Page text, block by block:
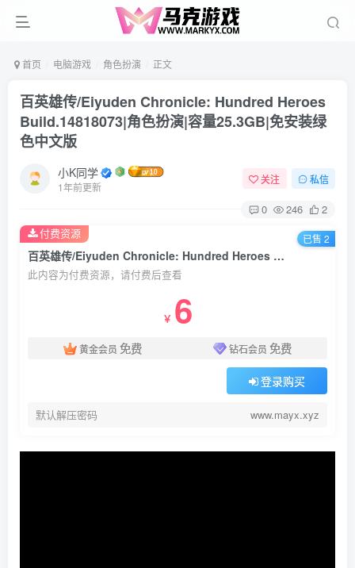
首页 电脑游戏 角色扮演 正文
百英雄传/Eiyuden Chronicle: Hundred Heroes
Build.14818073|角色扮演|容量25.3GB|免安装绿
色中文版
小K同学
1年前更新
关注 私信
0 246 2
百英雄传/Eiyuden Chronicle: Hundred Heroes Build.14818073|角色扮演|容量25.3GB|免安装绿色中文版
此内容为付费资源，请付费后查看
￥ 6
黄金会员 免费 钻石会员 免费
登录购买
默认解压密码 www.mayx.xyz
付费资源 已售 2